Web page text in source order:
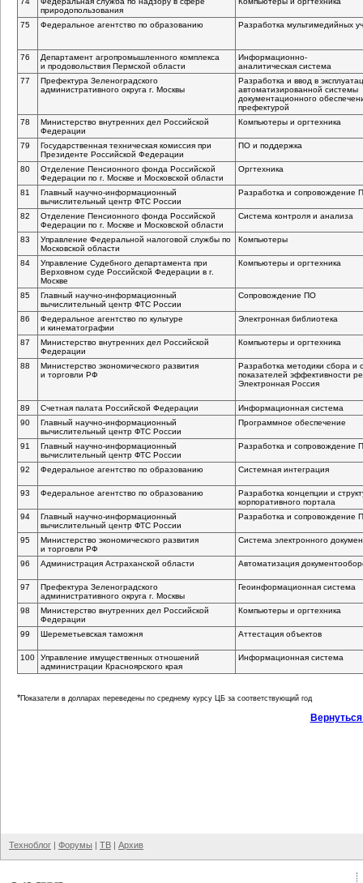
природопользования
75 Федеральное агентство по образованию Разработка мультимедийных
76
Департамент агропромышленного комплекса
и продовольствия Пермской области
Информационно-
аналитическая система
77
Префектура Зеленоградского
административного округа г. Москвы
Разработка и ввод в
автоматизированной системы
документационного
префектурой
78
Министерство внутренних дел Российской
Федерации
Компьютеры и оргтехника
79
Государственная техническая комиссия при
Президенте Российской Федерации
ПО и поддержка
80
Отделение Пенсионного фонда Российской
Федерации по г. Москве и Московской области
Оргтехника
81 Главный научно-информационный
вычислительный центр ФТС России
Разработка и сопровождение
82
Отделение Пенсионного фонда Российской
Федерации по г. Москве и Московской области
Система контроля и анализа
83
Управление Федеральной налоговой службы по
Московской области
Компьютеры
84
Управление Судебного департамента при
Верховном суде Российской Федерации в г.
Москве
Компьютеры и оргтехника
85 Главный научно-информационный
вычислительный центр ФТС России
Сопровождение ПО
86
Федеральное агентство по культуре
и кинематографии
Электронная библиотека
87
Министерство внутренних дел Российской
Федерации
Компьютеры и оргтехника
88
Министерство экономического развития
и торговли РФ
Разработка методики сбора и
показателей эффективности
Электронная Россия
89 Счетная палата Российской Федерации
Информационная система
90
Главный научно-информационный
вычислительный центр ФТС России
Программное обеспечение
91 Главный научно-информационный
вычислительный центр ФТС России
Разработка и сопровождение
92 Федеральное агентство по образованию Системная интеграция
93 Федеральное агентство по образованию
Разработка концепции и
корпоративного портала
94
Главный научно-информационный
вычислительный центр ФТС России
Разработка и сопровождение
95
Министерство экономического развития
и торговли РФ
Система электронного
96 Администрация Астраханской области Автоматизация
97
Префектура Зеленоградского
административного округа г. Москвы
Геоинформационная система
98
Министерство внутренних дел Российской
Федерации
Компьютеры и оргтехника
99 Шереметьевская таможня Аттестация объектов
100
Управление имущественных отношений
администрации Красноярского края
Информационная система
*Показатели в долларах переведены по среднему курсу ЦБ за соответствующий год
Техноблог | Форумы | ТВ | Архив